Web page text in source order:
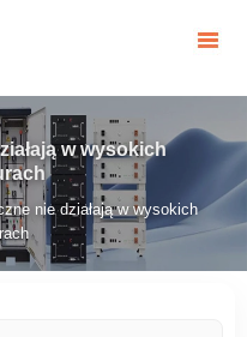
w wysokich
nie działają w wysokich